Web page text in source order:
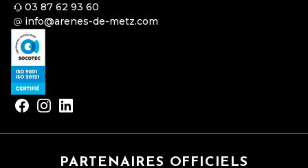
03 87 62 93 60
info@arenes-de-metz.com
PARTENAIRES OFFICIELS